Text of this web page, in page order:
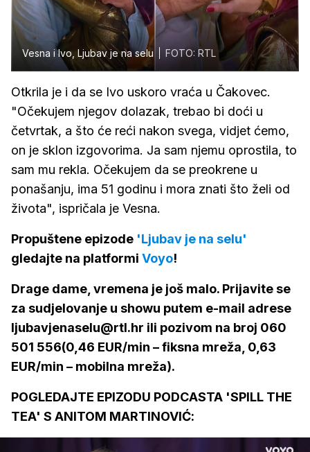
Vesna i Ivo, Ljubav je na selu FOTO: RTL
Otkrila je i da se Ivo uskoro vraća u Čakovec.
"Očekujem njegov dolazak, trebao bi doći u
četvrtak, a što će reći nakon svega, vidjet ćemo,
on je sklon izgovorima. Ja sam njemu oprostila, to
sam mu rekla. Očekujem da se preokrene u
ponašanju, ima 51 godinu i mora znati što želi od
života", ispričala je Vesna.
Propuštene epizode 'Ljubav je na selu'
gledajte na platformi Voyo!
Drage dame, vremena je još malo. Prijavite se
za sudjelovanje u showu putem e-mail adrese
ljubavjenaselu@rtl.hr ili pozivom na broj 060
501 556(0,46 EUR/min – fiksna mreža, 0,63
EUR/min – mobilna mreža).
POGLEDAJTE EPIZODU PODCASTA 'SPILL THE
TEA' S ANITOM MARTINOVIĆ: